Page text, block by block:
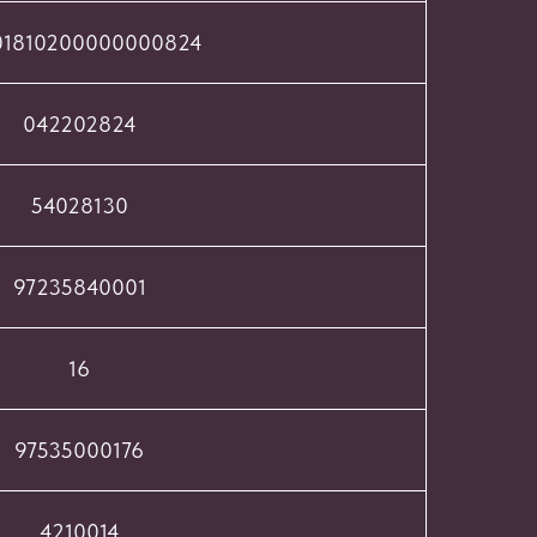
042202824
54028130
97235840001
16
97535000176
4210014